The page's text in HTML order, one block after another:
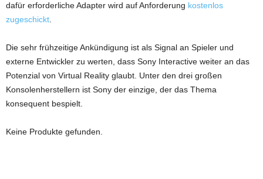
dafür erforderliche Adapter wird auf Anforderung kostenlos
zugeschickt.
Die sehr frühzeitige Ankündigung ist als Signal an Spieler und
externe Entwickler zu werten, dass Sony Interactive weiter an das
Potenzial von Virtual Reality glaubt. Unter den drei großen
Konsolenherstellern ist Sony der einzige, der das Thema
konsequent bespielt.
Keine Produkte gefunden.